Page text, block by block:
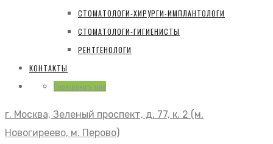
СТОМАТОЛОГИ-ХИРУРГИ-ИМПЛАНТОЛОГИ
СТОМАТОЛОГИ-ГИГИЕНИСТЫ
РЕНТГЕНОЛОГИ
КОНТАКТЫ
Перезвонить мне
г. Москва, Зеленый проспект, д. 77, к. 2 (м.
Новогиреево, м. Перово)